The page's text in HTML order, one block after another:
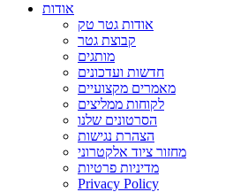
אודות
אודות גטר טק
קבוצת גטר
מותגים
חדשות ועדכונים
מאמרים מקצועיים
לקוחות ממליצים
הסרטונים שלנו
הצהרת נגישות
מחזור ציוד אלקטרוני
מדיניות פרטיות
Privacy Policy